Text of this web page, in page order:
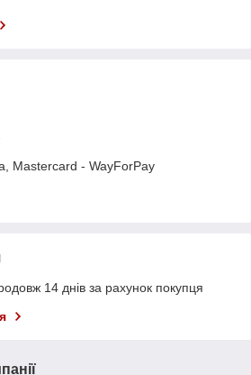
Mastercard - WayForPay
14 днів за рахунок покупця